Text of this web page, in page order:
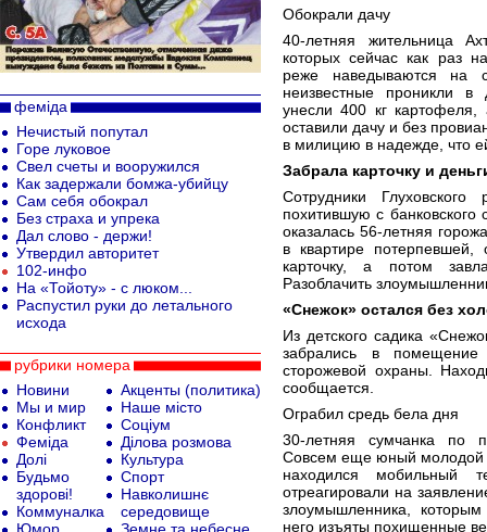
Обокрали дачу
40-летняя жительница
которых сейчас как раз
реже наведываются на
неизвестные проникли
унесли 400 кг
оставили дачу и без
в милицию в надежде, что
Забрала карточку и
Сотрудники
похитившую с
оказалась 56-летняя
в квартире
карточку, а потом
Разоблачить
«Снежок» остался без
Из детского садика
забрались в помещение
сторожевой охраны.
сообщается.
Ограбил средь бела дня
30-летняя сумчанка по
Совсем еще юный молодой
находился мобильный
отреагировали на
злоумышленника,
него изъяты похищенные
феміда
Нечистый попутал
Горе луковое
Cвел счеты и вооружился
Как задержали бомжа-убийцу
Сам себя обокрал
Без страха и упрека
Дал слово - держи!
Утвердил авторитет
102-инфо
На «Тойоту» - с люком...
Распустил руки до летального
исхода
рубрики номера
Новини
Мы и мир
Конфликт
Феміда
Долі
Будьмо
здорові!
Коммуналка
Акценты (политика)
Наше місто
Соціум
Ділова розмова
Культура
Спорт
Навколишнє
середовище